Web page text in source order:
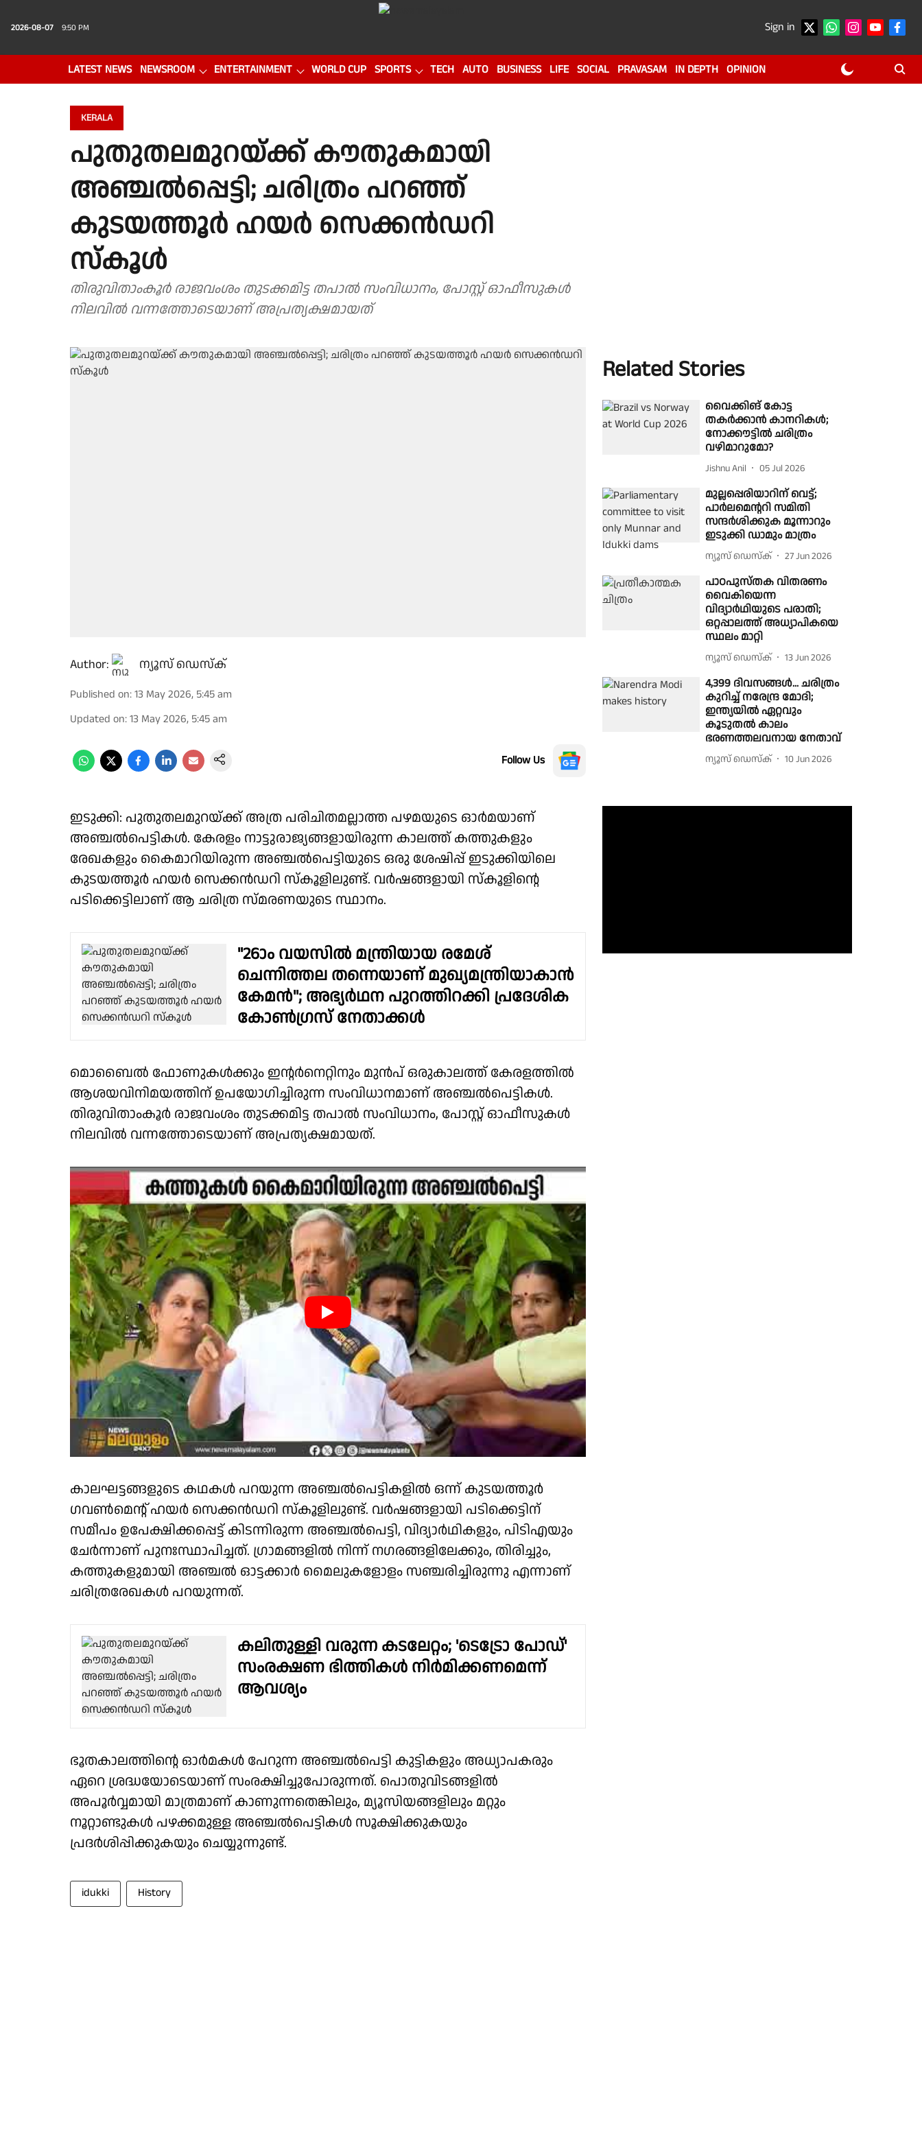
2026-08-07 9:50 PM Sign in
LATEST NEWS NEWSROOM ENTERTAINMENT WORLD CUP SPORTS TECH AUTO BUSINESS LIFE SOCIAL PRAVASAM IN DEPTH OPINION
KERALA
പുതുതലമുറയ്ക്ക് കൗതുകമായി
അഞ്ചൽപ്പെട്ടി; ചരിത്രം പറഞ്ഞ്
കുടയത്തൂർ ഹയർ സെക്കൻഡറി
സ്കൂൾ
തിരുവിതാംകൂർ രാജവംശം തുടക്കമിട്ട തപാൽ സംവിധാനം, പോസ്റ്റ്‌ ഓഫീസുകൾ
നിലവിൽ വന്നത്തോടെയാണ് അപ്രത്യക്ഷമായത്
Author: ന്യൂസ് ഡെസ്ക്
Published on:13 May 2026, 5:45 am
Updated on:13 May 2026, 5:45 am
Follow Us
ഇടുക്കി: പുതുതലമുറയ്ക്ക് അത്ര പരിചിതമല്ലാത്ത പഴമയുടെ ഓർമയാണ്
അഞ്ചൽപെട്ടികള്‍. കേരളം നാട്ടുരാജ്യങ്ങളായിരുന്ന കാലത്ത് കത്തുകളും
രേഖകളും കൈമാറിയിരുന്ന അഞ്ചൽപെട്ടിയുടെ ഒരു ശേഷിപ്പ് ഇടുക്കിയിലെ
കുടയത്തൂർ ഹയർ സെക്കൻഡറി സ്കൂളിലുണ്ട്. വർഷങ്ങളായി സ്കൂളിന്റെ
പടിക്കെട്ടിലാണ് ആ ചരിത്ര സ്മരണയുടെ സ്ഥാനം.
"26ാം വയസിൽ ‌മന്ത്രിയായ രമേശ്
ചെന്നിത്തല തന്നെയാണ് മുഖ്യമന്ത്രിയാകാൻ
കേമൻ"; അഭ്യർഥന പുറത്തിറക്കി പ്രദേശിക
കോൺഗ്രസ് നേതാക്കൾ
മൊബൈൽ ഫോണുകൾക്കും ഇന്റർനെറ്റിനും മുൻപ് ഒരുകാലത്ത് കേരളത്തിൽ
ആശയവിനിമയത്തിന് ഉപയോഗിച്ചിരുന്ന സംവിധാനമാണ് അഞ്ചൽപെട്ടികള്‍.
തിരുവിതാംകൂർ രാജവംശം തുടക്കമിട്ട തപാൽ സംവിധാനം, പോസ്റ്റ്‌ ഓഫീസുകൾ
നിലവിൽ വന്നത്തോടെയാണ് അപ്രത്യക്ഷമായത്.
കാലഘട്ടങ്ങളുടെ കഥകൾ പറയുന്ന അഞ്ചൽപെട്ടികളിൽ ഒന്ന് കുടയത്തൂർ
ഗവണ്‍മെന്റ് ഹയർ സെക്കൻഡറി സ്കൂളിലുണ്ട്. വർഷങ്ങളായി പടിക്കെട്ടിന്
സമീപം ഉപേക്ഷിക്കപ്പെട്ട് കിടന്നിരുന്ന അഞ്ചല്‍പെട്ടി, വിദ്യാർഥികളും, പിടിഎയും
ചേർന്നാണ് പുനഃസ്ഥാപിച്ചത്. ഗ്രാമങ്ങളിൽ നിന്ന് നഗരങ്ങളിലേക്കും, തിരിച്ചും,
കത്തുകളുമായി അഞ്ചൽ ഓട്ടക്കാർ മൈലുകളോളം സഞ്ചരിച്ചിരുന്നു എന്നാണ്
ചരിത്രരേഖകൾ പറയുന്നത്.
കലിതുള്ളി വരുന്ന കടലേറ്റം; 'ടെട്രോ പോഡ്'
സംരക്ഷണ ഭിത്തികൾ നിർമിക്കണമെന്ന്
ആവശ്യം
ഭൂതകാലത്തിന്റെ ഓർമകള്‍ പേറുന്ന അഞ്ചല്‍പെട്ടി കുട്ടികളും അധ്യാപകരും
ഏറെ ശ്രദ്ധയോടെയാണ് സംരക്ഷിച്ചുപോരുന്നത്. പൊതുവിടങ്ങളില്‍
അപൂർവ്വമായി മാത്രമാണ് കാണുന്നതെങ്കിലും, മ്യൂസിയങ്ങളിലും മറ്റും
നൂറ്റാണ്ടുകള്‍ പഴക്കമുള്ള അഞ്ചൽപെട്ടികൾ സൂക്ഷിക്കുകയും
പ്രദർശിപ്പിക്കുകയും ചെയ്യുന്നുണ്ട്.
idukki History
Related Stories
വൈക്കിങ് കോട്ട
തകർക്കാൻ കാനറികൾ;
നോക്കൗട്ടിൽ ചരിത്രം
വഴിമാറുമോ?
Jishnu Anil 05 Jul 2026
മുല്ലപ്പെരിയാറിന് വെട്ട്;
പാർലമെൻ്ററി സമിതി
സന്ദർശിക്കുക മൂന്നാറും
ഇടുക്കി ഡാമും മാത്രം
ന്യൂസ് ഡെസ്ക് 27 Jun 2026
പാഠപുസ്തക വിതരണം
വൈകിയെന്ന
വിദ്യാർഥിയുടെ പരാതി;
ഒറ്റപ്പാലത്ത് അധ്യാപികയെ
സ്ഥലം മാറ്റി
ന്യൂസ് ഡെസ്ക് 13 Jun 2026
4,399 ദിവസങ്ങൾ... ചരിത്രം
കുറിച്ച് നരേന്ദ്ര മോദി;
ഇന്ത്യയിൽ ഏറ്റവും
കൂടുതൽ കാലം
ഭരണത്തലവനായ നേതാവ്
ന്യൂസ് ഡെസ്ക് 10 Jun 2026